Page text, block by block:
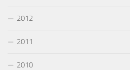
2012
2011
2010